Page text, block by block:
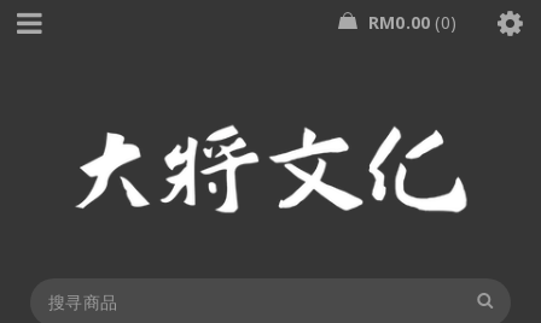
RM0.00 0